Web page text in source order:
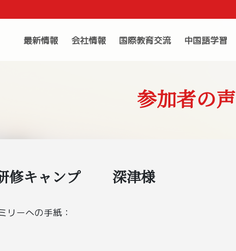
最新情報 会社情報 国際教育交流 中国語学習
参加者の声
修キャンプ 深津様
リーへの手紙：